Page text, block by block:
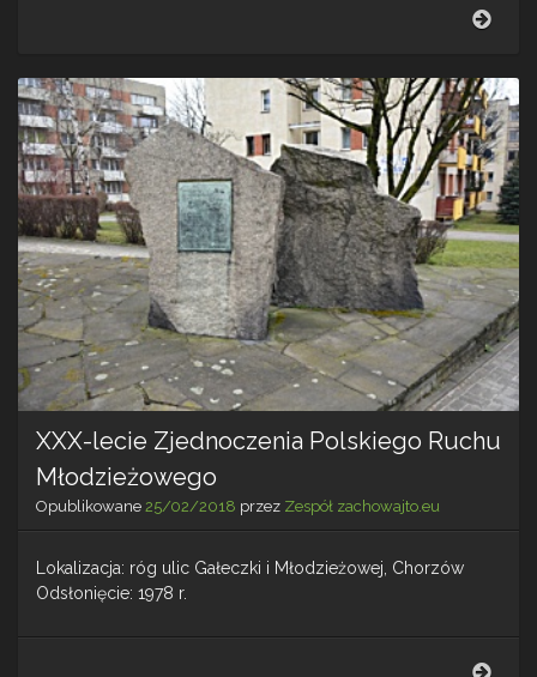
XXX-lecie Zjednoczenia Polskiego Ruchu
Młodzieżowego
Opublikowane 25/02/2018 przez Zespół zachowajto.eu
Lokalizacja: róg ulic Gałeczki i Młodzieżowej, Chorzów
Odsłonięcie: 1978 r.